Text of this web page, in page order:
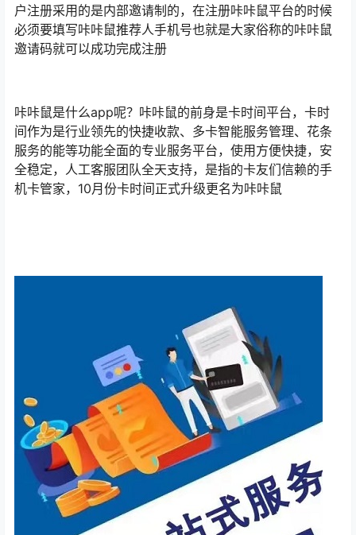
户注册采用的是内部邀请制的，在注册咔咔鼠平台的时候
必须要填写咔咔鼠推荐人手机号也就是大家俗称的咔咔鼠
邀请码就可以成功完成注册
咔咔鼠是什么app呢？咔咔鼠的前身是卡时间平台，卡时
间作为是行业领先的快捷收款、多卡智能服务管理、花条
服务的能等功能全面的专业服务平台，使用方便快捷，安
全稳定，人工客服团队全天支持，是指的卡友们信赖的手
机卡管家，10月份卡时间正式升级更名为咔咔鼠